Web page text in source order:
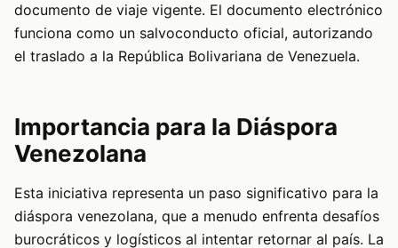
documento de viaje vigente. El documento electrónico
funciona como un salvoconducto oficial, autorizando
el traslado a la República Bolivariana de Venezuela.
Importancia para la Diáspora
Venezolana
Esta iniciativa representa un paso significativo para la
diáspora venezolana, que a menudo enfrenta desafíos
burocráticos y logísticos al intentar retornar al país. La